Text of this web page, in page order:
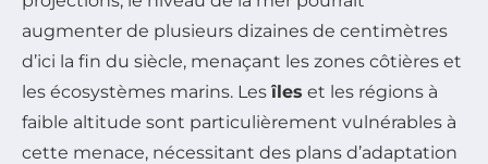
augmenter de plusieurs dizaines de centimètres
d’ici la fin du siècle, menaçant les zones côtières et
les écosystèmes marins. Les îles et les régions à
faible altitude sont particulièrement vulnérables à
cette menace, nécessitant des plans d’adaptation